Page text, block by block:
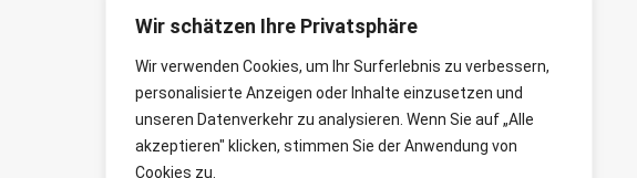
Wir schätzen Ihre Privatsphäre
Wir verwenden Cookies, um Ihr Surferlebnis zu verbessern,
personalisierte Anzeigen oder Inhalte einzusetzen und
unseren Datenverkehr zu analysieren. Wenn Sie auf „Alle
akzeptieren" klicken, stimmen Sie der Anwendung von
Cookies zu.